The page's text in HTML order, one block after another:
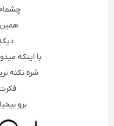
همین
با اینکه
شره نکنه
برو